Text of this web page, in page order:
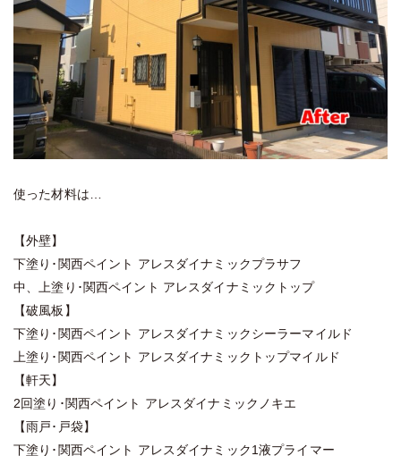
使った材料は…
【外壁】
下塗り･関西ペイント アレスダイナミックプラサフ
中、上塗り･関西ペイント アレスダイナミックトップ
【破風板】
下塗り･関西ペイント アレスダイナミックシーラーマイルド
上塗り･関西ペイント アレスダイナミックトップマイルド
【軒天】
2回塗り･関西ペイント アレスダイナミックノキエ
【雨戸･戸袋】
下塗り･関西ペイント アレスダイナミック1液プライマー